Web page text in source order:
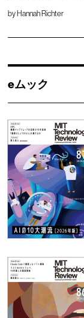
by Hannah Richter
eムック